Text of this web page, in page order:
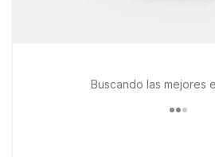
Buscando las mejores